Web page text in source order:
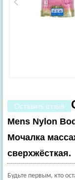
Оставить отзыв
Mens Nylon
Мочалка
сверхжёсткая.
Будьте первым, кто